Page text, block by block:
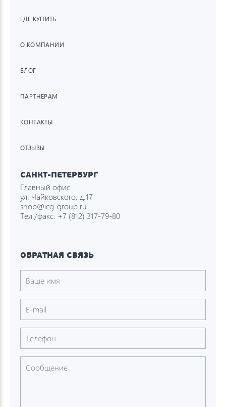
ГДЕ КУПИТЬ
О КОМПАНИИ
БЛОГ
ПАРТНЁРАМ
КОНТАКТЫ
ОТЗЫВЫ
САНКТ-ПЕТЕРБУРГ
Главный офис
ул. Чайковского, д.17
shop@icg-group.ru
Тел./факс: +7 (812) 317-79-80
ОБРАТНАЯ СВЯЗЬ